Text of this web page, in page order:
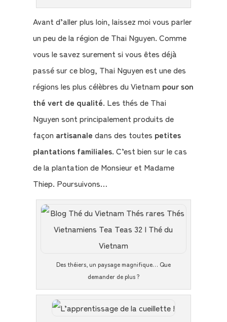
Mon
Panier
Avant d’aller plus loin, laissez moi vous parler
un peu de la région de Thai Nguyen. Comme
vous le savez surement si vous êtes déjà
passé sur ce blog, Thai Nguyen est une des
régions les plus célèbres du Vietnam pour son
thé vert de qualité. Les thés de Thai
Nguyen sont principalement produits de
façon artisanale dans des toutes petites
plantations familiales. C’est bien sur le cas
de la plantation de Monsieur et Madame
Thiep. Poursuivons…
Des théiers, un paysage magnifique… Que
demander de plus ?